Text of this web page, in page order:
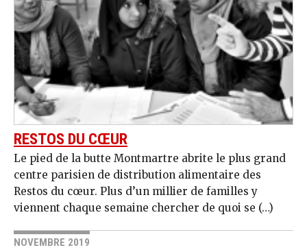
RESTOS DU CŒUR
Le pied de la butte Montmartre abrite le plus grand
centre parisien de distribution alimentaire des
Restos du cœur. Plus d’un millier de familles y
viennent chaque semaine chercher de quoi se (…)
NOVEMBRE 2019